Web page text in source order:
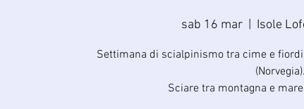
sab 16 mar
  |
Isole
Settimana di scialpinismo tra cime e
(Norvegia).
Sciare tra montagna e